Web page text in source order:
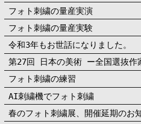
フォト刺繍の量産実演
フォト刺繍の量産実験
令和3年もお世話になりました。
第27回 日本の美術 ー全国選抜作
フォト刺繍の練習
AI刺繍機でフォト刺繍
春のフォト刺繍展、開催延期のお